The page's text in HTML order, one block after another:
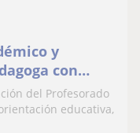
y
con
del Profesorado
educativa,